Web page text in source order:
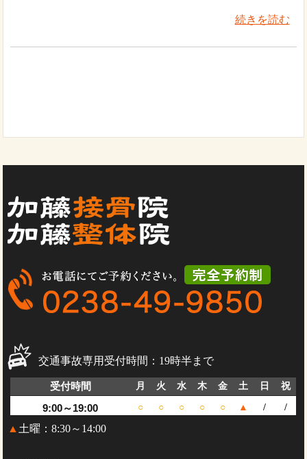
続きを読む
交通事故専用受付時間：19時半まで
受付時間 月 火 水 木 金 土 日 祝
9:00～19:00 ○ ○ ○ ○ ○ ▲ / /
▲ 土曜：8:30～14:00